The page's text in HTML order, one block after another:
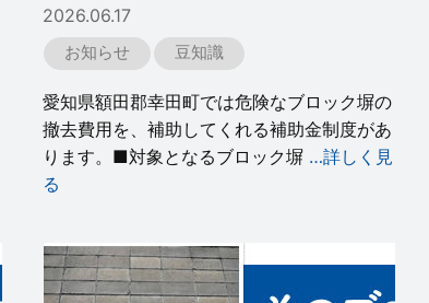
2026.06.17
お知らせ 豆知識
愛知県額田郡幸田町では危険なブロック塀の
撤去費用を、補助してくれる補助金制度があ
ります。■対象となるブロック塀 …詳しく見
る